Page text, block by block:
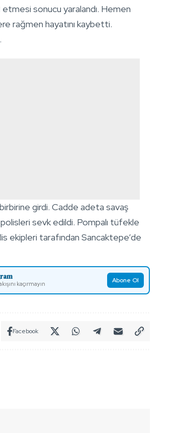
sonucu yaralandı. Hemen
rağmen hayatını kaybetti.
birbirine girdi. Cadde adeta savaş
sevk edildi. Pompalı tüfekle
ekipleri tarafından Sancaktepe’de
kaçırmayın Abone Ol
Facebook